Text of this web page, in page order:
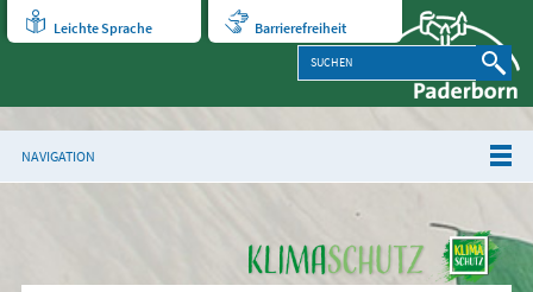
Leichte Sprache Barrierefreiheit
NAVIGATION